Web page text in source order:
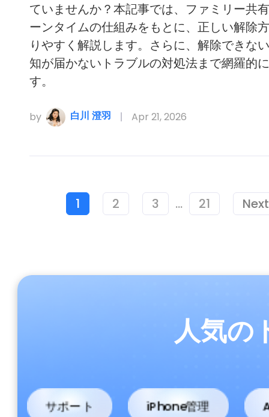
ていませんか？本記事では、ファミリー共
ーンタイムの仕組みをもとに、正しい解除
りやすく解説します。さらに、解除できな
知が届かないトラブルの対処法まで網羅的
す。
by 白川 澄羽 Apr 21, 2026
1 2 3 ... 21 Next
人気の
サポート iPhone管理